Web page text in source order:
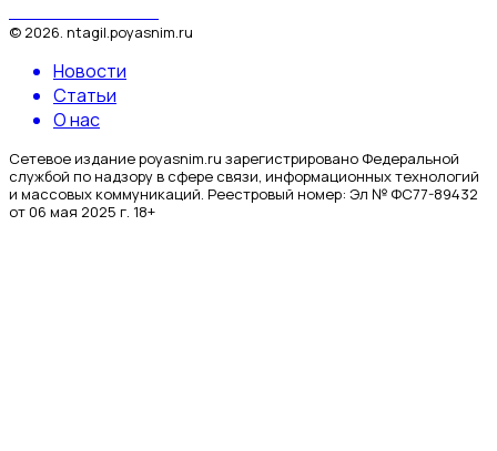
© 2026 ntagil.poyasnim.ru
Новости
Статьи
О нас
Сетевое издание poyasnim.ru зарегистрировано Федеральной
службой по надзору в сфере связи, информационных технологий
и массовых коммуникаций. Реестровый номер: Эл № ФС77-89432
от 06 мая 2025 г. 18+